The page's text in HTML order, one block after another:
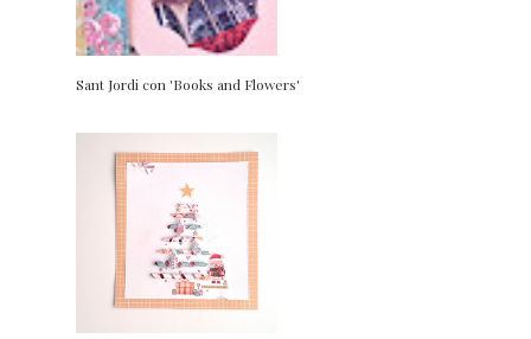
Sant Jordi con 'Books and Flowers'